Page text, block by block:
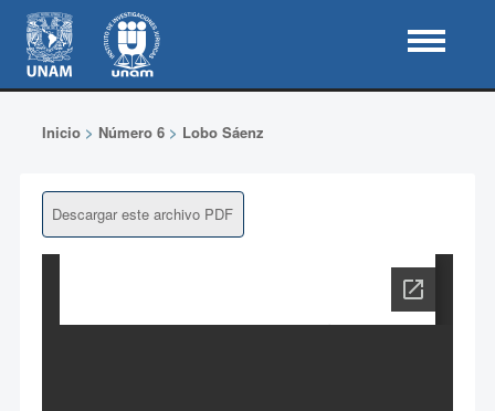
Inicio> Número 6> Lobo Sáenz
Descargar este archivo PDF